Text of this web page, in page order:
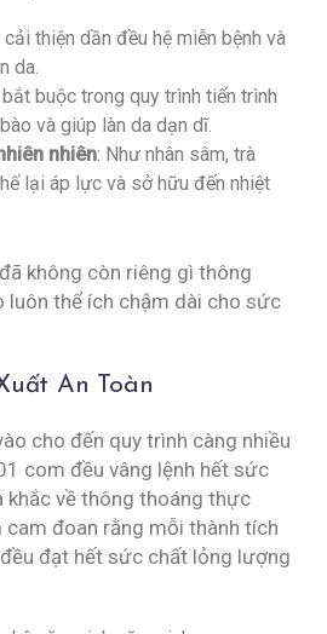
cải thiện dần đều hệ miễn bệnh và
da.
buộc trong quy trình tiến trình
và giúp làn da dạn dĩ.
nhiên: Như nhân sâm, trà
lại áp lực và sở hữu đến nhiệt
không còn riêng gì thông
luôn thể ích chậm dài cho sức
An Toàn
cho đến quy trình càng nhiều
com đều vâng lệnh hết sức
khắc về thông thoáng thực
cam đoan rằng mỗi thành tích
đạt hết sức chất lỏng lượng